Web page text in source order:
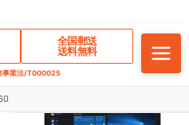
全国郵送
送料無料
事業法/T000025